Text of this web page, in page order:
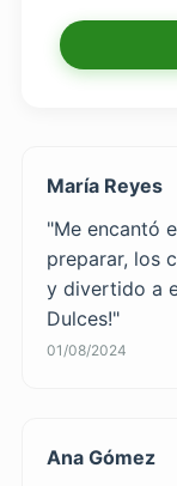
María Reyes
"Me encantó
preparar, los
y divertido a
Dulces!"
01/08/2024
Ana Gómez